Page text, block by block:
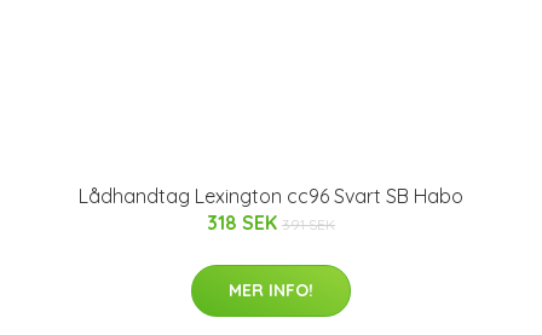
Lådhandtag Lexington cc96 Svart SB Habo
318 SEK 391 SEK
MER INFO!